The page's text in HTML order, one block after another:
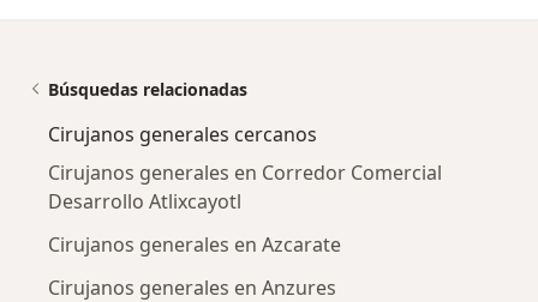
Búsquedas relacionadas
Cirujanos generales cercanos
Cirujanos generales en Corredor Comercial
Desarrollo Atlixcayotl
Cirujanos generales en Azcarate
Cirujanos generales en Anzures